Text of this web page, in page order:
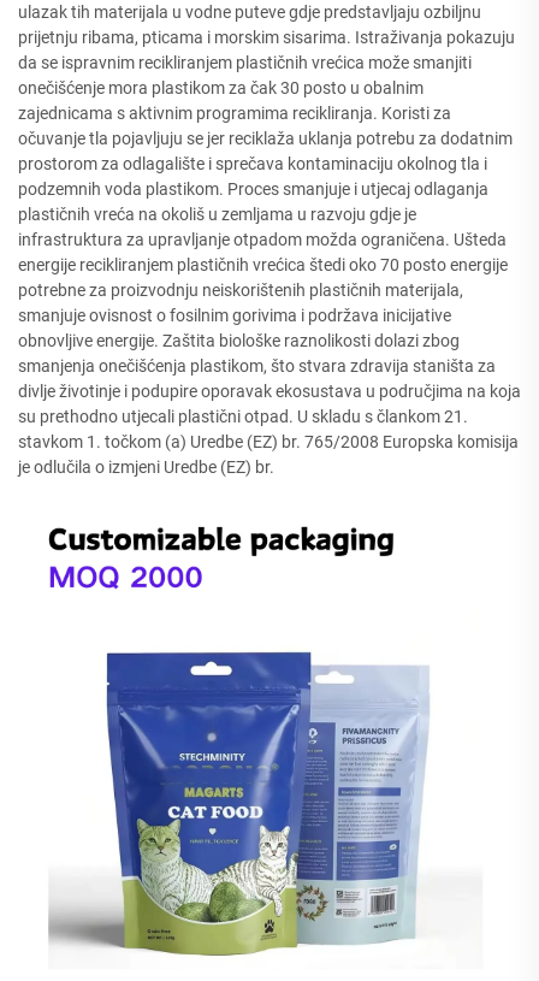
ulazak tih materijala u vodne puteve gdje predstavljaju ozbiljnu
prijetnju ribama, pticama i morskim sisarima. Istraživanja pokazuju
da se ispravnim recikliranjem plastičnih vrećica može smanjiti
onečišćenje mora plastikom za čak 30 posto u obalnim
zajednicama s aktivnim programima recikliranja. Koristi za
očuvanje tla pojavljuju se jer reciklaža uklanja potrebu za dodatnim
prostorom za odlagalište i sprečava kontaminaciju okolnog tla i
podzemnih voda plastikom. Proces smanjuje i utjecaj odlaganja
plastičnih vreća na okoliš u zemljama u razvoju gdje je
infrastruktura za upravljanje otpadom možda ograničena. Ušteda
energije recikliranjem plastičnih vrećica štedi oko 70 posto energije
potrebne za proizvodnju neiskorištenih plastičnih materijala,
smanjuje ovisnost o fosilnim gorivima i podržava inicijative
obnovljive energije. Zaštita biološke raznolikosti dolazi zbog
smanjenja onečišćenja plastikom, što stvara zdravija staništa za
divlje životinje i podupire oporavak ekosustava u područjima na koja
su prethodno utjecali plastični otpad. U skladu s člankom 21.
stavkom 1. točkom (a) Uredbe (EZ) br. 765/2008 Europska komisija
je odlučila o izmjeni Uredbe (EZ) br.